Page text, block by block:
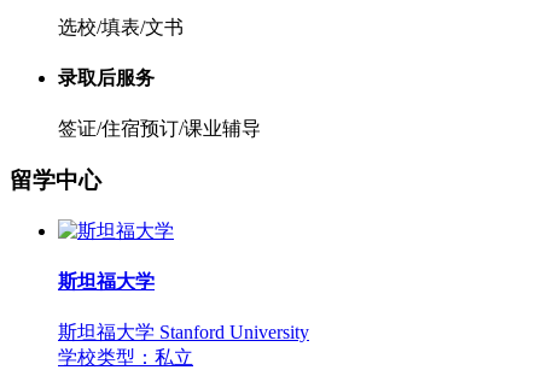
选校/填表/文书
录取后服务
签证/住宿预订/课业辅导
留学中心
斯坦福大学
斯坦福大学 Stanford University
学校类型：私立